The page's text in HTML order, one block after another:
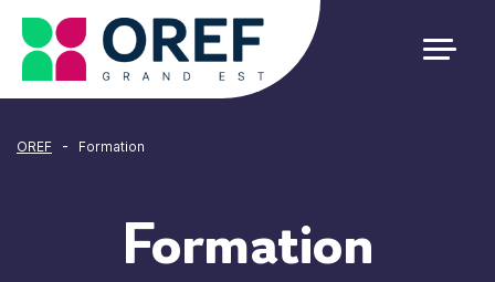
OREF - Formation
Formation